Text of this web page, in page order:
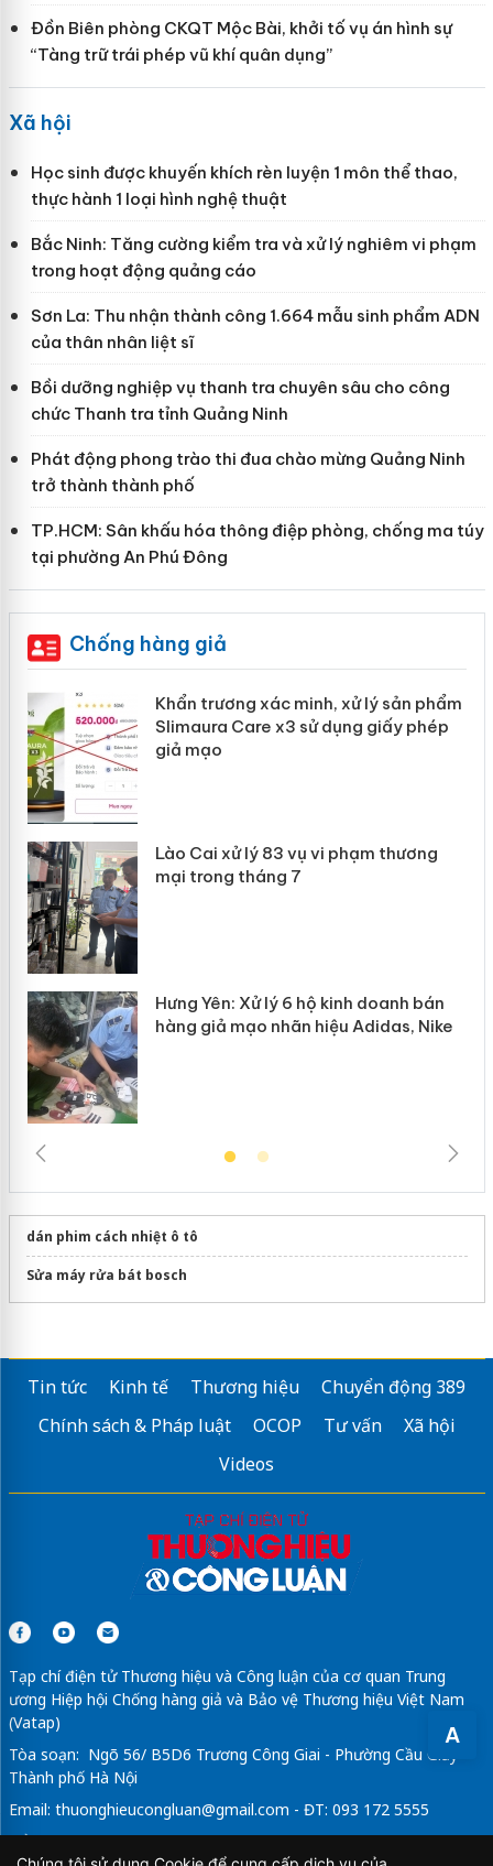
A
Đồn Biên phòng CKQT Mộc Bài, khởi tố vụ án hình sự
“Tàng trữ trái phép vũ khí quân dụng”
Xã hội
Học sinh được khuyến khích rèn luyện 1 môn thể thao,
thực hành 1 loại hình nghệ thuật
Bắc Ninh: Tăng cường kiểm tra và xử lý nghiêm vi phạm
trong hoạt động quảng cáo
Sơn La: Thu nhận thành công 1.664 mẫu sinh phẩm ADN
của thân nhân liệt sĩ
Bồi dưỡng nghiệp vụ thanh tra chuyên sâu cho công
chức Thanh tra tỉnh Quảng Ninh
Phát động phong trào thi đua chào mừng Quảng Ninh
trở thành thành phố
TP.HCM: Sân khấu hóa thông điệp phòng, chống ma túy
tại phường An Phú Đông
Chống hàng giả
Khẩn trương xác minh, xử lý sản phẩm
Slimaura Care x3 sử dụng giấy phép
giả mạo
Lào Cai xử lý 83 vụ vi phạm thương
mại trong tháng 7
Hưng Yên: Xử lý 6 hộ kinh doanh bán
hàng giả mạo nhãn hiệu Adidas, Nike
dán phim cách nhiệt ô tô
Sửa máy rửa bát bosch
Tin tức Kinh tế Thương hiệu
Chuyển động 389
Chính sách & Pháp luật
OCOP Tư vấn
Xã hội
Videos
Tạp chí điện tử Thương hiệu và Công luận của cơ quan Trung
ương Hiệp hội Chống hàng giả và Bảo vệ Thương hiệu Việt Nam
(Vatap)
Tòa soạn: Ngõ 56/ B5D6 Trương Công Giai - Phường Cầu Giấy -
Thành phố Hà Nội
Email: thuonghieucongluan@gmail.com - ĐT: 093 172 5555
Tổng Biên Tập: Vũ Đức Thuận